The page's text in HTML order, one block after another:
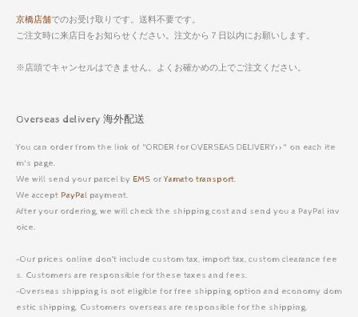
京橋店舗でのお受け取りです。送料不要です。
ご注文時に来店日をお知らせください。注文から７日以内にお願いします。
※店頭でキャンセルはできません。よくお確かめの上でご注文ください。
Overseas delivery 海外配送
You can order from the link of "ORDER for OVERSEAS DELIVERY>>" on each ite
m's page.
We will send your parcel by EMS orYamato transport.
We accept PayPal payment.
After your ordering, we will check the shipping cost and send you a PayPal inv
oice.
-Our prices online don’t include custom tax, import tax, custom clearance fee
s. Customers are responsible for these taxes and fees.
-Overseas shipping is not eligible for free shipping option and economy dom
estic shipping. Customers overseas are responsible for the shipping.